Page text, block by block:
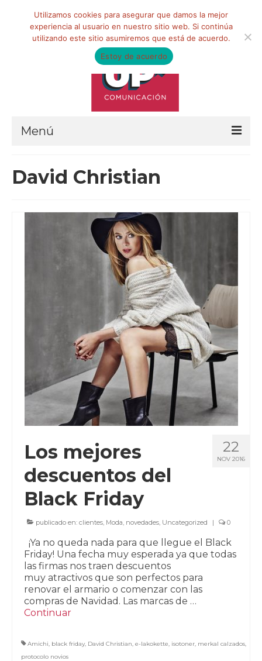
Menú
QUIÉNES SOMOS
Qué hacemos
Marketing de influencia
CONTACTO
David Christian
22
NOV 2016
Los mejores
descuentos del
Black Friday
publicado en: clientes, Moda, novedades, Uncategorized | 0
¡Ya no queda nada para que llegue el Black
Friday! Una fecha muy esperada ya que todas
las firmas nos traen descuentos
muy atractivos que son perfectos para
renovar el armario o comenzar con las
compras de Navidad. Las marcas de …
Continuar
Amichi, black friday, David Christian, e-lakokette, isotoner, merkal calzados,
protocolo novios
Utilizamos cookies para asegurar que damos la mejor
experiencia al usuario en nuestro sitio web. Si continúa
utilizando este sitio asumiremos que está de acuerdo.
Estoy de acuerdo